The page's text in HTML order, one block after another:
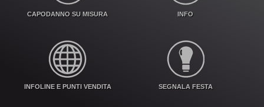
CAPODANNO SU MISURA INFO
INFOLINE E PUNTI VENDITA SEGNALA FESTA